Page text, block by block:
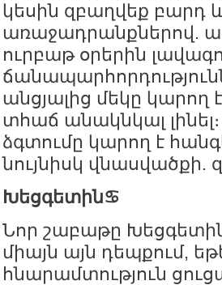
կեսին զբաղվեք բարդ
առաջադրանքներով.
ուրբաթ օրերին
անցյալից մեկը
տհաճ անակնկալ
ձգտումը կարող է
նույնիսկ վնասվածքի.
Խեցգետին♋️
Նոր շաբաթը
միայն այն դեպքում,
հնարամտություն